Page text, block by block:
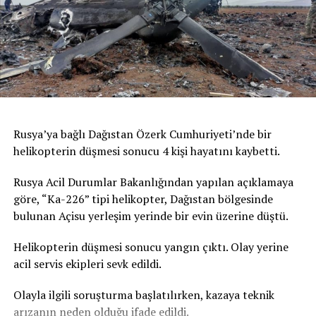
kadar farklı noktalarda zirve yapması öngörülüyor.
Fransa’da ise, aşırı sıcaklar nedeniyle can kaybı hızla
artıyor. Kentte cenaze töreni öncesi naaşların muhafaza
edildiği cenaze salonlarının dolduğu belirtildi. Fransa
Ulusal Cenaze Hizmetleri Federasyonu Sözcüsü,
kente yakın çevresindeki cenaze salonlarında da
yoğunluk yaşandığını kaydetti. Fransa’daki acil sağlık
gün aşırı sıcaklardan etkilendiği değerlendirilen 109 kişi
yaşamını yitirmişti. Bu sayının yalnızca ev ve kamusal
alanda hayatını kaybedenleri kapsadığı bildirilmişti.
Türkiye’de de yeni haftada aşırı sıcak hava dalgası etkili
olacak. İstanbul’da hava sıcaklığının yarın 31 dereceye,
basınında yer alan haberlere göre Akdeniz Bölgesi
Rusya’ya bağlı Dağıstan Özerk Cumhuriyeti’nde bir
helikopterin düşmesi sonucu 4 kişi hayatını kaybetti.
Rusya Acil Durumlar Bakanlığından yapılan açıklamaya
göre, “Ka-226” tipi helikopter, Dağıstan bölgesinde
bulunan Açisu yerleşim yerinde bir evin üzerine düştü.
Helikopterin düşmesi sonucu yangın çıktı. Olay yerine
acil servis ekipleri sevk edildi.
Olayla ilgili soruşturma başlatılırken, kazaya teknik
arızanın neden olduğu ifade edildi.